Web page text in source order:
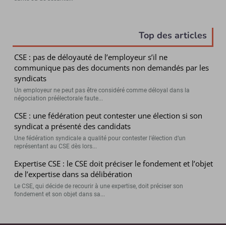
Top des articles
CSE : pas de déloyauté de l’employeur s’il ne
communique pas des documents non demandés par les
syndicats
Un employeur ne peut pas être considéré comme déloyal dans la
négociation préélectorale faute...
CSE : une fédération peut contester une élection si son
syndicat a présenté des candidats
Une fédération syndicale a qualité pour contester l’élection d’un
représentant au CSE dès lors...
Expertise CSE : le CSE doit préciser le fondement et l’objet
de l’expertise dans sa délibération
Le CSE, qui décide de recourir à une expertise, doit préciser son
fondement et son objet dans sa...